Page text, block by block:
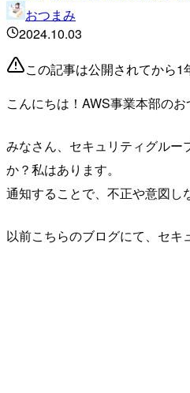
おつまみ
2024.10.03
この記事は公開されてから1
こんにちは！AWS事業本部のお
みなさん、セキュリティグルー
か？私はあります。
通知することで、不正や意図し
以前こちらのブログにて、セキ